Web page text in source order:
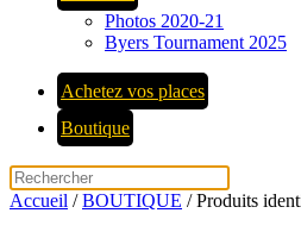
Photos 2020-21
Byers Tournament 2025
Achetez vos places
Boutique
Accueil /BOUTIQUE / Produits